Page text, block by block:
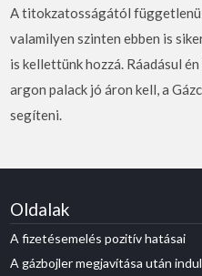
A titokzatosságától
valamilyen szinten ebben is
is kellettünk hozzá. Ráadásul
argon palack jó áron kell, a
segíteni.
Oldalak
A fizetésemelés pozitív hatásai
A gázbojler megjavítása után